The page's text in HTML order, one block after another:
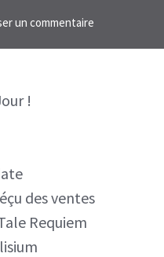
un commentairesur
Un
6
!
des ventes
Requiem